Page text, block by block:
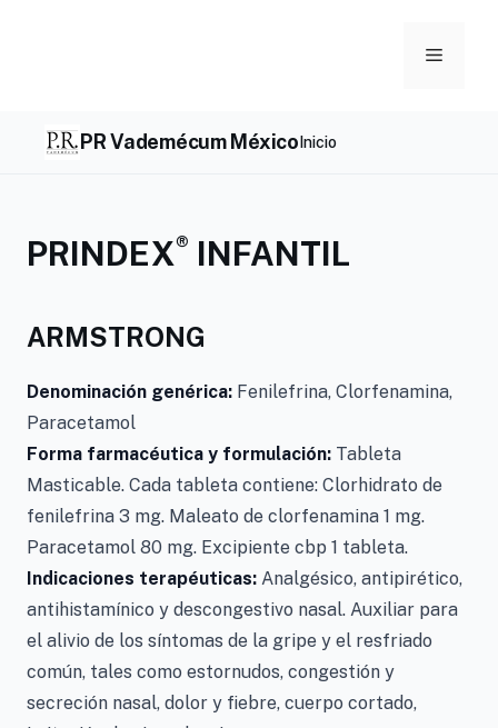
Menu
PR Vademécum MéxicoInicio
PRINDEX® INFANTIL
ARMSTRONG
Denominación genérica: Fenilefrina, Clorfenamina,
Paracetamol
Forma farmacéutica y formulación: Tableta
Masticable. Cada tableta contiene: Clorhidrato de
fenilefrina 3 mg. Maleato de clorfenamina 1 mg.
Paracetamol 80 mg. Excipiente cbp 1 tableta.
Indicaciones terapéuticas: Analgésico, antipirético,
antihistamínico y descongestivo nasal. Auxiliar para
el alivio de los síntomas de la gripe y el resfriado
común, tales como estornudos, congestión y
secreción nasal, dolor y fiebre, cuerpo cortado,